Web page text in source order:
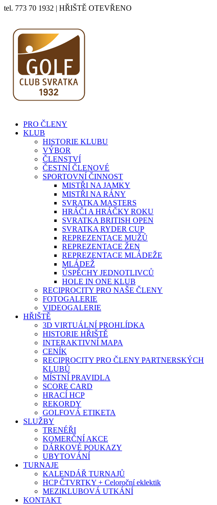
tel. 773 70 1932 | HŘIŠTĚ OTEVŘENO
PRO ČLENY
KLUB
HISTORIE KLUBU
VÝBOR
ČLENSTVÍ
ČESTNÍ ČLENOVÉ
SPORTOVNÍ ČINNOST
MISTŘI NA JAMKY
MISTŘI NA RÁNY
SVRATKA MASTERS
HRÁČI A HRÁČKY ROKU
SVRATKA BRITISH OPEN
SVRATKA RYDER CUP
REPREZENTACE MUŽŮ
REPREZENTACE ŽEN
REPREZENTACE MLÁDEŽE
MLÁDEŽ
ÚSPĚCHY JEDNOTLIVCŮ
HOLE IN ONE KLUB
RECIPROCITY PRO NAŠE ČLENY
FOTOGALERIE
VIDEOGALERIE
HŘIŠTĚ
3D VIRTUÁLNÍ PROHLÍDKA
HISTORIE HŘIŠTĚ
INTERAKTIVNÍ MAPA
CENÍK
RECIPROCITY PRO ČLENY PARTNERSKÝCH
KLUBŮ
MÍSTNÍ PRAVIDLA
SCORE CARD
HRACÍ HCP
REKORDY
GOLFOVÁ ETIKETA
SLUŽBY
TRENÉŘI
KOMERČNÍ AKCE
DÁRKOVÉ POUKAZY
UBYTOVÁNÍ
TURNAJE
KALENDÁŘ TURNAJŮ
HCP ČTVRTKY + Celoroční eklektik
MEZIKLUBOVÁ UTKÁNÍ
KONTAKT